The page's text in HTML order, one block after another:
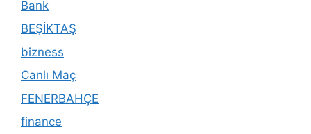
Bank
BEŞİKTAŞ
bizness
Canlı Maç
FENERBAHÇE
finance